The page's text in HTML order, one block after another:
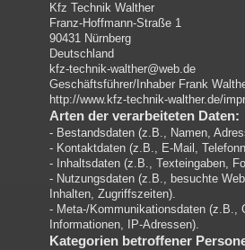
Kfz Technik Walther
Franz-Hoffmann-Straße 1
90431 Nürnberg
Deutschland
kfz-technik-walther@web.de
Geschäftsführer/Inhaber Frank
http://www.kfz-technik-walther.de/
Arten der verarbeiteten Daten:
- Bestandsdaten (z.B., Namen,
- Kontaktdaten (z.B., E-Mail,
- Inhaltsdaten (z.B., Texteingaben,
- Nutzungsdaten (z.B., besuchte
Inhalten, Zugriffszeiten).
- Meta-/Kommunikationsdaten (z.B.,
Informationen, IP-Adressen).
Kategorien betroffener